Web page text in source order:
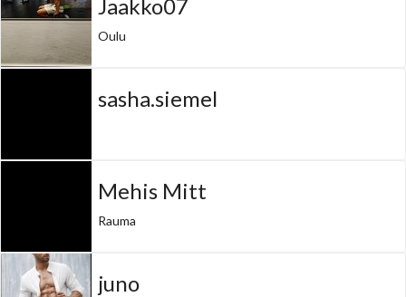
Jaakko07
Oulu
sasha.siemel
Mehis Mitt
Rauma
juno